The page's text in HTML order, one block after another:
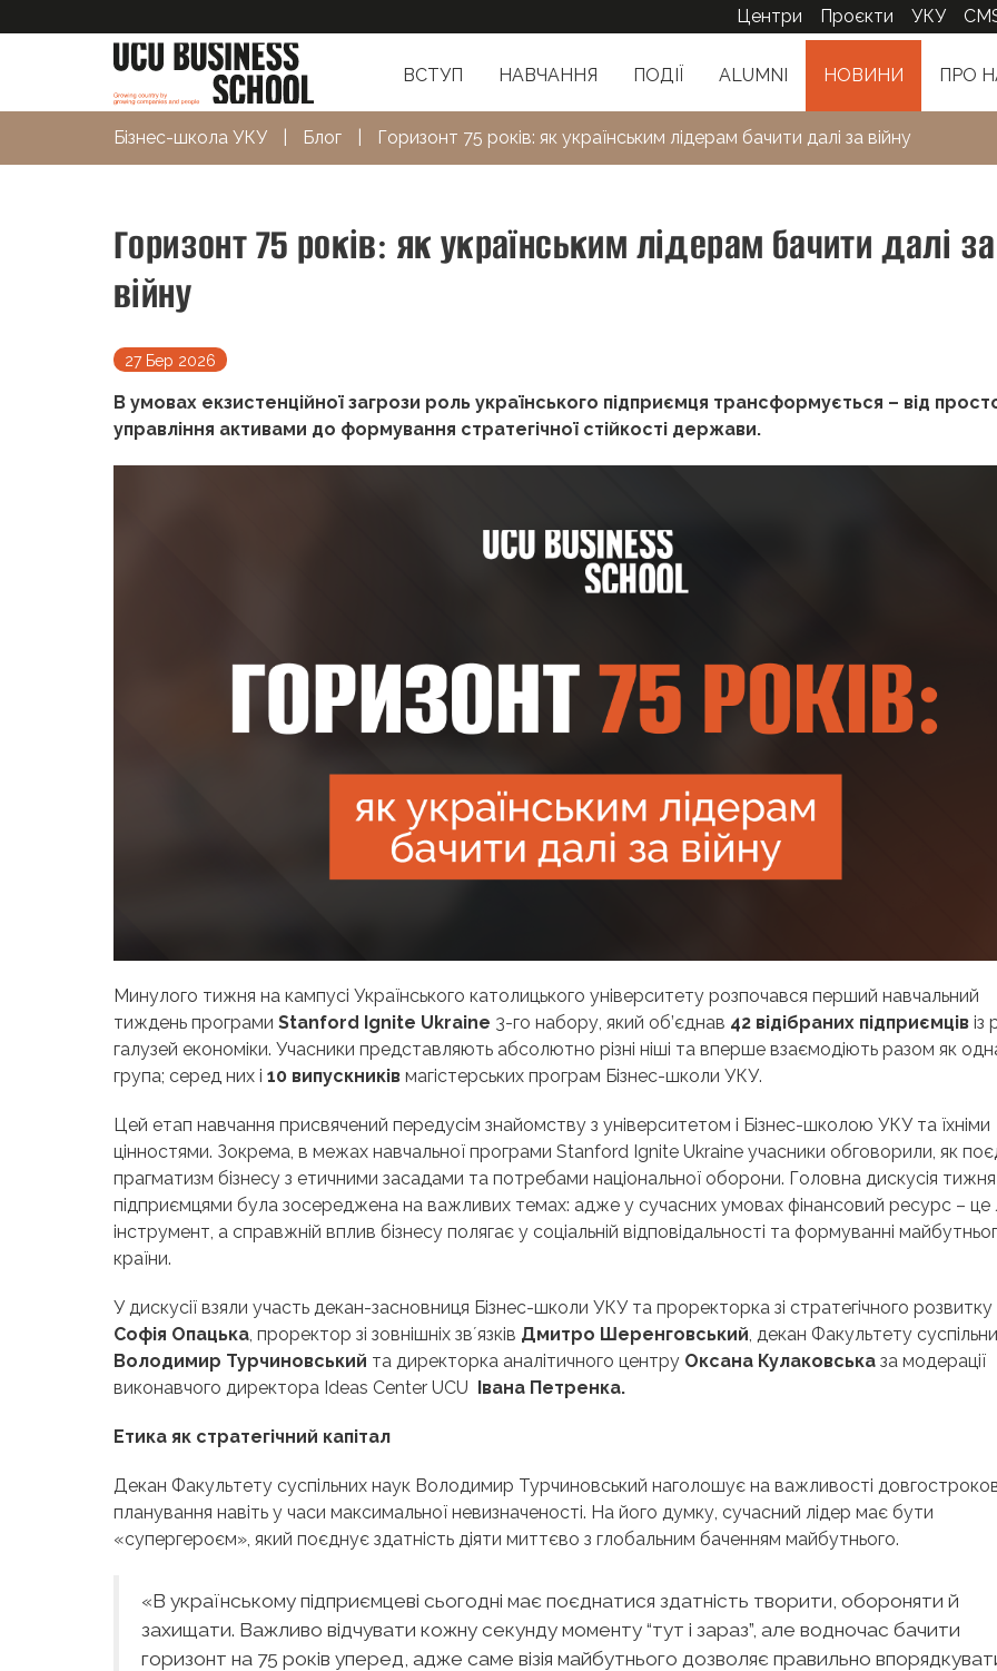
ВСТУП НАВЧАННЯ ПОДІЇ ALUMNI НОВИНИ ПРО
Центри Проєкти УКУ
Бізнес-школа УКУ Блог Горизонт 75 років: як українським лідерам бачити далі за війну
Горизонт 75 років: як українським лідерам бачити далі за
війну
27 Бер 2026
В умовах екзистенційної загрози роль українського підприємця трансформується – від
управління активами до формування стратегічної стійкості держави.
Минулого тижня на кампусі Українського католицького університету розпочався перший навчальний
тиждень програми Stanford Ignite Ukraine 3-го набору, який об’єднав 42 відібраних підприємців із
галузей економіки. Учасники представляють абсолютно різні ніші та вперше взаємодіють разом як
група; серед них і 10 випускників магістерських програм Бізнес-школи УКУ.
Цей етап навчання присвячений передусім знайомству з університетом і Бізнес-школою УКУ та їхніми
цінностями. Зокрема, в межах навчальної програми Stanford Ignite Ukraine учасники обговорили, як
прагматизм бізнесу з етичними засадами та потребами національної оборони. Головна дискусія тижня
підприємцями була зосереджена на важливих темах: адже у сучасних умовах фінансовий ресурс –
інструмент, а справжній вплив бізнесу полягає у соціальній відповідальності та формуванні
країни.
У дискусії взяли участь декан-засновниця Бізнес-школи УКУ та проректорка зі стратегічного
Софія Опацька, проректор зі зовнішніх звʼязків Дмитро Шеренговський, декан Факультету
Володимир Турчиновський та директорка аналітичного центру Оксана Кулаковська за модерації
виконавчого директора Ideas Center UCU Івана Петренка.
Етика як стратегічний капітал
Декан Факультету суспільних наук Володимир Турчиновський наголошує на важливості
планування навіть у часи максимальної невизначеності. На його думку, сучасний лідер має бути
«супергероєм», який поєднує здатність діяти миттєво з глобальним баченням майбутнього.
«В українському підприємцеві сьогодні має поєднатися здатність творити, обороняти й
захищати. Важливо відчувати кожну секунду моменту “тут і зараз”, але водночас бачити
горизонт на 75 років уперед, адже саме візія майбутнього дозволяє правильно